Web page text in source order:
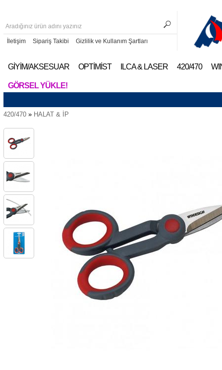
İletişim Sipariş Takibi Gizlilik ve Kullanım Şartları
GİYİM/AKSESUAR OPTİMİST ILCA & LASER 420/470
GÖRSEL YÜKLE!
420/470 » HALAT & İP